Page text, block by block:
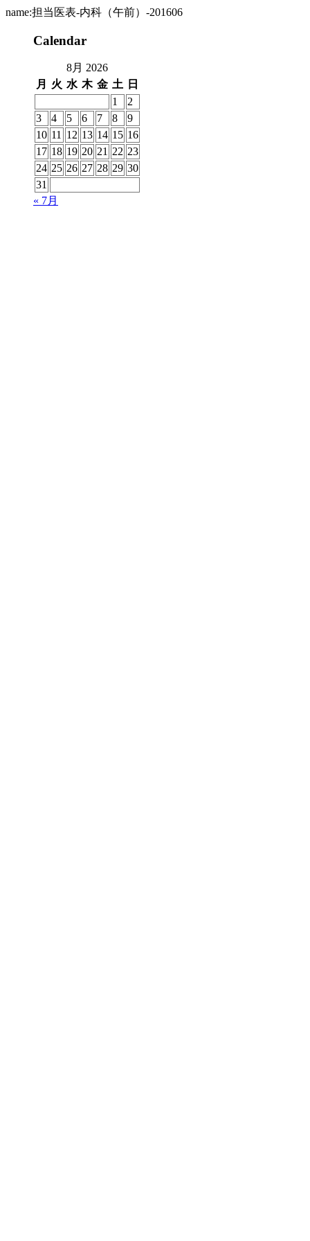
name:担当医表-内科（午前）-201606
Calendar
8月 2026
月
火 水 木 金 土 日
1
2
3
4 5 6 7 8
9
10 11 12 13 14 15 16
17 18 19 20 21 22 23
24 25 26 27 28 29 30
31
« 7月